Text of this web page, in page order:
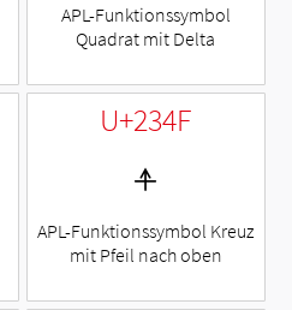
APL-Funktionssymbol
Quadrat mit Delta
U+234F
⍏
APL-Funktionssymbol Kreuz
mit Pfeil nach oben